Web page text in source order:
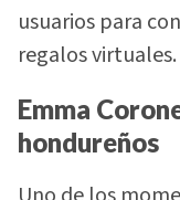
usuarios para
regalos virtuales.
Emma
hondureños